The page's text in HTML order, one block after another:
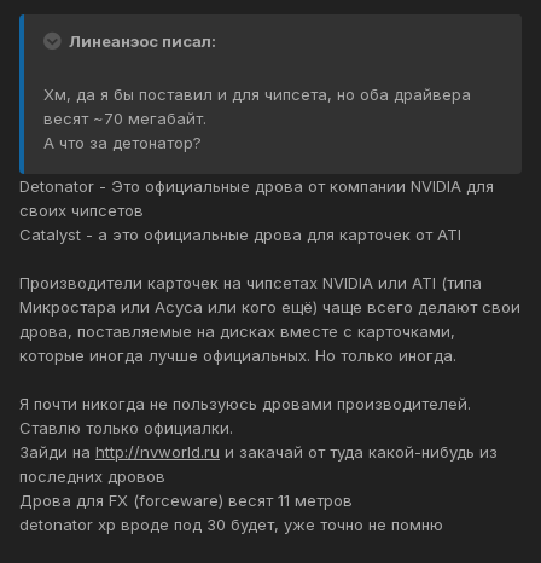
Линеанэос писал:
Хм, да я бы поставил и для чипсета, но оба драйвера
весят ~70 мегабайт.
А что за детонатор?
Detonator - Это официальные дрова от компании NVIDIA для
своих чипсетов
Catalyst - а это официальные дрова для карточек от ATI
Производители карточек на чипсетах NVIDIA или ATI (типа
Микростара или Асуса или кого ещё) чаще всего делают свои
дрова, поставляемые на дисках вместе с карточками,
которые иногда лучше официальных. Но только иногда.
Я почти никогда не пользуюсь дровами производителей.
Ставлю только официалки.
Зайди на http://nvworld.ru и закачай от туда какой-нибудь из
последних дровов
Дрова для FX (forceware) весят 11 метров
detonator xp вроде под 30 будет, уже точно не помню